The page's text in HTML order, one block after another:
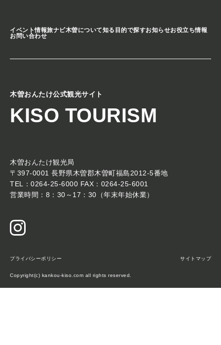
イベント情報旅ナビ木曽について知る 目的で探すお知らせお役立ち情報
お問い合わせ
木曽おんたけ公式観光サイト
KISO TOURISM
木曽おんたけ観光局
〒397-0001 長野県木曽郡木曽町福島2012-5番地
TEL：0264-25-6000 FAX：0264-25-6001
営業時間：8：30～17：30（年末年始休業）
プライバシーポリシー サイトマップ
Copyright(c) kankou-kiso.com all rights reserved.